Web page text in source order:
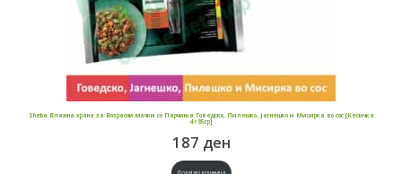
Sheba Влажна храна за Возрасни мачки со Парчиња Говедско, Пилешко, Јагнешко и Мисирка во сос [Кесичка
4×85гр]
187 ден